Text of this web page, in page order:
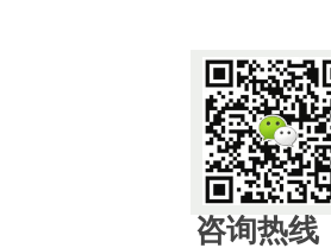
咨询热线